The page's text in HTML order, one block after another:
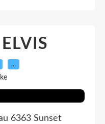
…
6363 Sunset